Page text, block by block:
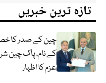
تازہ ترین خبریں
چین کے صدر کا
کے نام، پاک چین
عزم کا اظہار